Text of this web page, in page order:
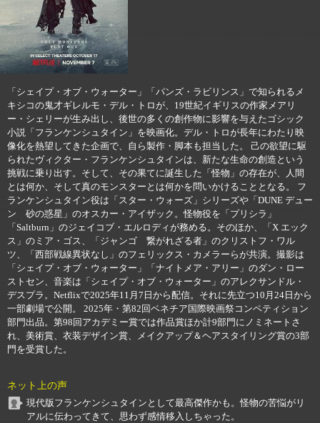
「シェイプ・オブ・ウォーター」「パンズ・ラビリンス」で知られるメ
キシコの鬼才ギレルモ・デル・トロが、19世紀イギリスの作家メアリ
ー・シェリーが生み出し、後世の多くの創作物に影響を与えたゴシック
小説「フランケンシュタイン」を映画化。デル・トロが長年にわたり映
像化を熱望してきた企画で、自ら製作・脚本も担当した。 己の欲望に駆
られたヴィクター・フランケンシュタインは、新たな生命の創造という
挑戦に乗り出す。そして、その果てに誕生した「怪物」の存在が、人間
とは何か、そして真のモンスターとは何かを問いかけることとなる。 フ
ランケンシュタイン役は「スター・ウォーズ」シリーズや「DUNE デュー
ン 砂の惑星」のオスカー・アイザック。怪物役を「プリシラ」
「Saltburn」のジェイコブ・エルロディが務める。そのほか、「X エック
ス」のミア・ゴス、「ジャンゴ 繋がれざる者」のクリストフ・ワル
ツ、「西部戦線異状なし」のフェリックス・カメラーらが共演。撮影は
「シェイプ・オブ・ウォーター」「ナイトメア・アリー」のダン・ロー
ストセン、音楽は「シェイプ・オブ・ウォーター」のアレクサンドル・
デスプラ。Netflixで2025年11月7日から配信。それに先立つ10月24日から
一部劇場で公開。 2025年・第82回ベネチア国際映画祭コンペティション
部門出品。第98回アカデミー賞では作品賞ほか計9部門にノミネートさ
れ、美術賞、衣装デザイン賞、メイクアップ＆ヘアスタイリング賞の3部
門を受賞した。
ネット上の声
現代版フランケンシュタインとして最高傑作かも。怪物の苦悩がリ
アルに伝わってきて、思わず感情移入しちゃった。